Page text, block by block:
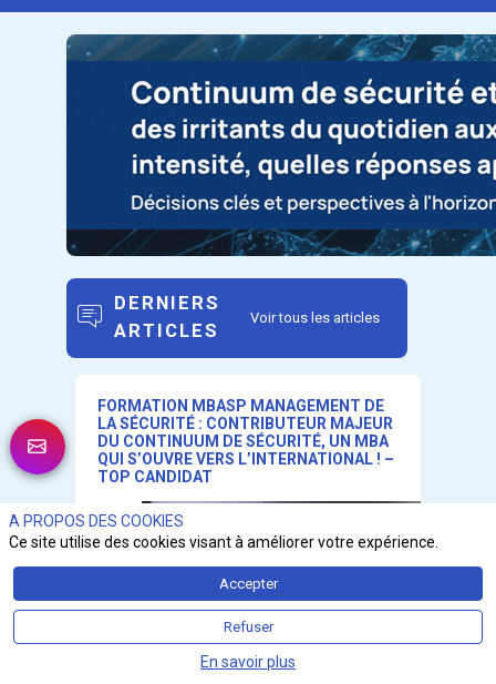
DERNIERS
ARTICLES
Voir tous les articles
FORMATION MBASP MANAGEMENT DE
LA SÉCURITÉ : CONTRIBUTEUR MAJEUR
DU CONTINUUM DE SÉCURITÉ, UN MBA
QUI S’OUVRE VERS L’INTERNATIONAL ! –
TOP CANDIDAT
A PROPOS DES COOKIES
Ce site utilise des cookies visant à améliorer votre expérience.
Accepter
Refuser
En savoir plus